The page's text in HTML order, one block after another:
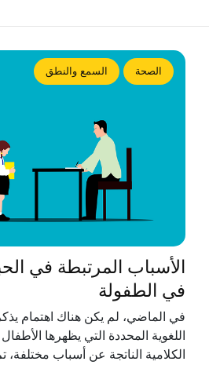
الصحة السمع والنطق
الأسباب المرتبطة في
في الطفولة
في الماضي، لم يكن هناك اهتمام
اللغوية المحددة التي يظهرها
الكلامية الناتجة عن أسباب